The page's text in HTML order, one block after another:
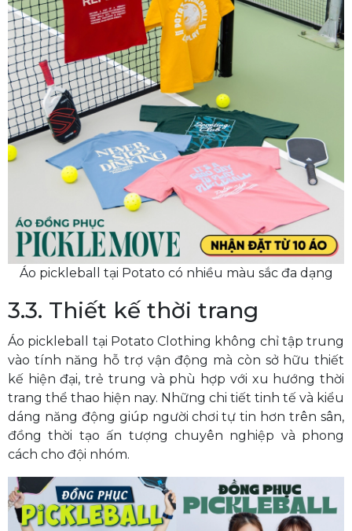
Áo pickleball tại Potato có nhiều màu sắc đa dạng
3.3. Thiết kế thời trang
Áo pickleball tại Potato Clothing không chỉ tập trung
vào tính năng hỗ trợ vận động mà còn sở hữu thiết
kế hiện đại, trẻ trung và phù hợp với xu hướng thời
trang thể thao hiện nay. Những chi tiết tinh tế và kiểu
dáng năng động giúp người chơi tự tin hơn trên sân,
đồng thời tạo ấn tượng chuyên nghiệp và phong
cách cho đội nhóm.